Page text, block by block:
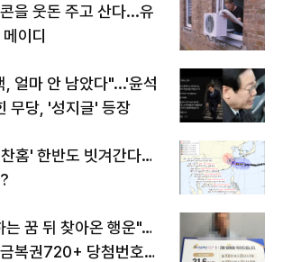
을 웃돈 주고 산다...유
이디
, 얼마 안 남았다"...'윤석
무당, '성지글' 등장
홈' 한반도 빗겨간다…
는 꿈 뒤 찾아온 행운"…
복권720+ 당첨번호조